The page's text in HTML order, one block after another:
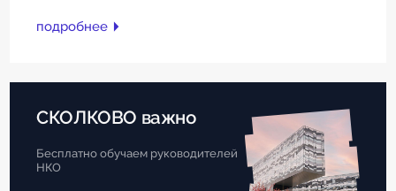
подробнее
СКОЛКОВО важно
Бесплатно обучаем руководителей
НКО